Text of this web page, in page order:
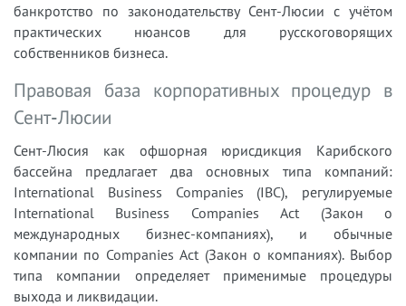
банкротство по законодательству Сент-Люсии с учётом
практических нюансов для русскоговорящих
собственников бизнеса.
Правовая база корпоративных процедур в
Сент-Люсии
Сент-Люсия как офшорная юрисдикция Карибского
бассейна предлагает два основных типа компаний:
International Business Companies (IBC), регулируемые
International Business Companies Act (Закон о
международных бизнес-компаниях), и обычные
компании по Companies Act (Закон о компаниях). Выбор
типа компании определяет применимые процедуры
выхода и ликвидации.